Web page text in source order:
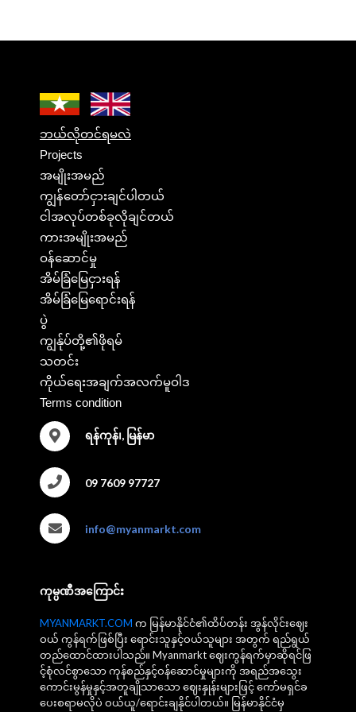
ဘယ်လိုတင်ရမလဲ
Projects
အမျိုးအမည်
ကျွန်တော်ငှားချင်ပါတယ်
ငါအလုပ်တစ်ခုလိုချင်တယ်
ကားအမျိုးအမည်
ဝန်ဆောင်မှု
အိမ်ခြံမြေငှားရန်
အိမ်ခြံမြေရောင်းရန်
ပွဲ
ကျွန်ုပ်တို့၏ဖိုရမ်
သတင်း
ကိုယ်ရေးအချက်အလက်မူဝါဒ
Terms condition
ရန်ကုန်၊, မြန်မာ
09 7609 97727
info@myanmarkt.com
ကုမ္ပဏီအကြောင်း
MYANMARKT.COM က မြန်မာနိုင်ငံ၏ထိပ်တန်း အွန်လိုင်းဈေး
ဝယ် ကွန်ရက်ဖြစ်ပြီး ရောင်းသူနှင့်ဝယ်သူများ အတွက် ရည်ရွယ်
တည်ထောင်ထားပါသည်။ Myanmarkt ဈေးကွန်ရက်မှာဆိုရင်ဖြ
င့်စုံလင်စွာသော ကုန်စည်နှင့်ဝန်ဆောင်မှုများကို အရည်အသွေး
ကောင်းမွန်မှုနှင့်အတူချိုသာသော ဈေးနှုန်းများဖြင့် ကော်မရှင်ခ
ပေးစရာမလိုပဲ ဝယ်ယူ/ရောင်းချနိုင်ပါတယ်။ မြန်မာနိုင်ငံမှ